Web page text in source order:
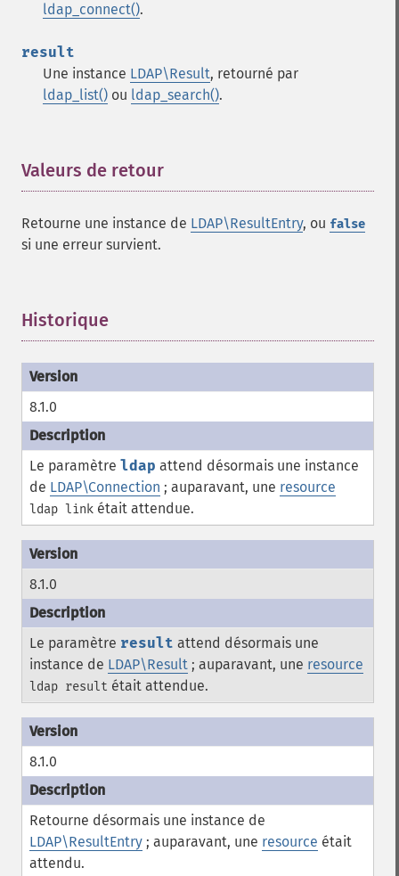
ldap_connect().
result
Une instance LDAP\Result, retourné par
ldap_list() ou ldap_search().
Valeurs de retour
Retourne une instance de LDAP\ResultEntry, ou false
si une erreur survient.
Historique
8.1.0
Le paramètre ldap attend désormais une instance
de LDAP\Connection ; auparavant, une resource
ldap link était attendue.
8.1.0
Le paramètre result attend désormais une
instance de LDAP\Result ; auparavant, une resource
ldap result était attendue.
8.1.0
Retourne désormais une instance de
LDAP\ResultEntry ; auparavant, une resource était
attendu.